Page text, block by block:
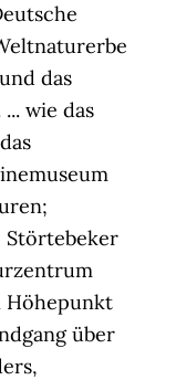
das
wie das
Störtebeker
Höhepunkt
über